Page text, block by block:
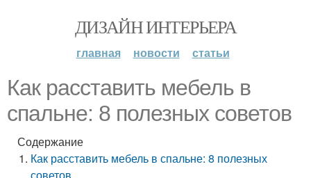
ДИЗАЙН ИНТЕРЬЕРА
главная новости статьи
Как расставить мебель в
спальне: 8 полезных советов
Содержание
Как расставить мебель в спальне: 8 полезных